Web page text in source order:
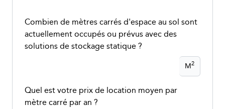
Combien de mètres carrés d'espace au sol sont
actuellement occupés ou prévus avec des
solutions de stockage statique ?
M2
Quel est votre prix de location moyen par
mètre carré par an ?